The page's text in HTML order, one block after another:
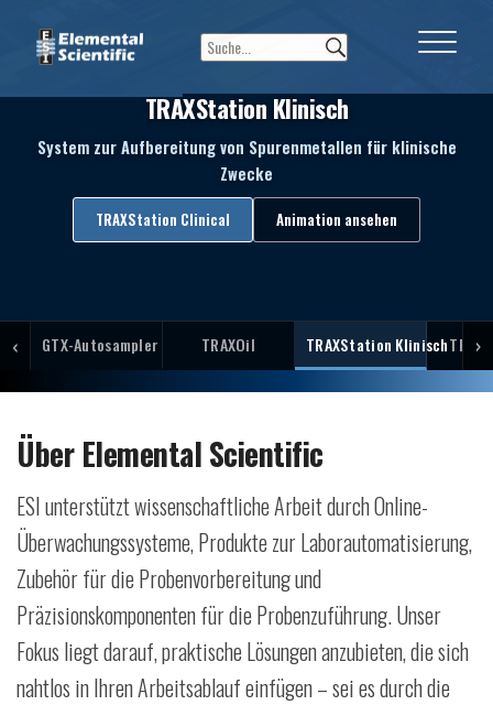
TRAXStation Klinisch
System zur Aufbereitung von Spurenmetallen für klinische
Zwecke
TRAXStation Clinical Animation ansehen
‹ GTX-Autosampler TRAXOil TRAXStation Klinisch ›
Über Elemental Scientific
ESI unterstützt wissenschaftliche Arbeit durch Online-
Überwachungssysteme, Produkte zur Laborautomatisierung,
Zubehör für die Probenvorbereitung und
Präzisionskomponenten für die Probenzuführung. Unser
Fokus liegt darauf, praktische Lösungen anzubieten, die sich
nahtlos in Ihren Arbeitsablauf einfügen – sei es durch die